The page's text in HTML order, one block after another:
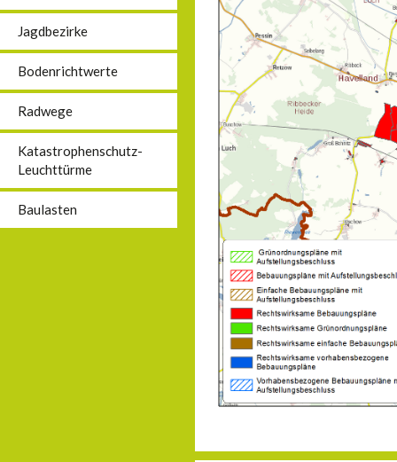
Jagdbezirke
Bodenrichtwerte
Radwege
Katastrophenschutz-
Leuchttürme
Baulasten